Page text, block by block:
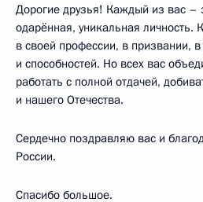
Дорогие друзья! Каждый из вас –
одарённая, уникальная личность.
в своей профессии, в призвании,
и способностей. Но всех вас
работать с полной отдачей,
и нашего Отечества.
Сердечно поздравляю вас и
России.
Спасибо большое.